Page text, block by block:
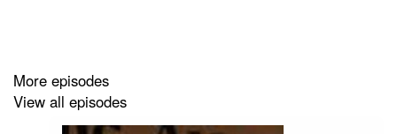
More episodes
View all episodes